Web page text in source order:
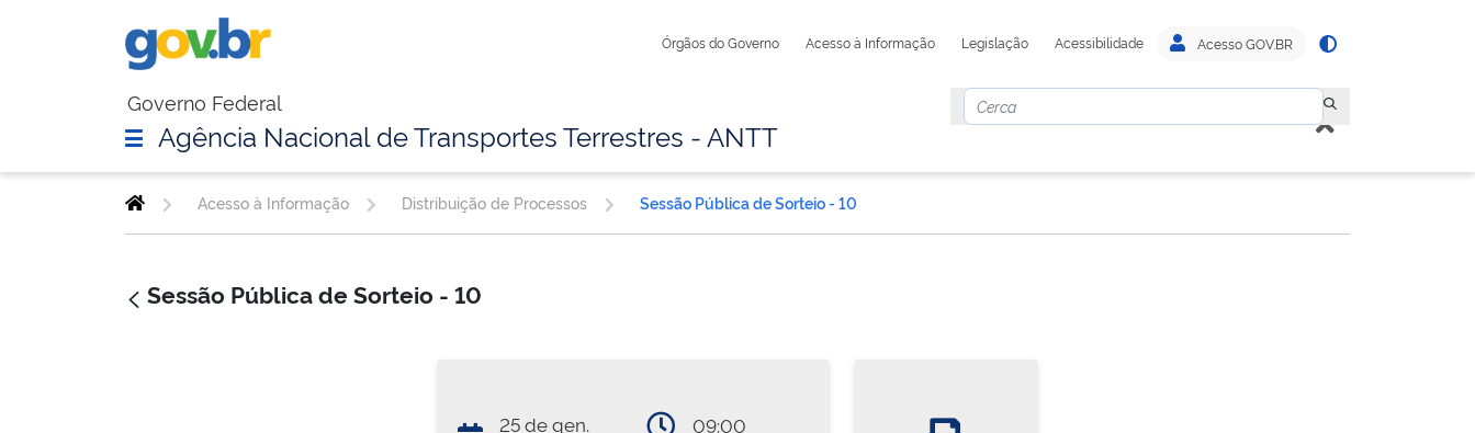
Órgãos do Governo Acesso à Informação Legislação Acessibilidade Acesso GOV.BR
Governo Federal
Agência Nacional de Transportes Terrestres - ANTT
Acesso à Informação Distribuição de Processos Sessão Pública de Sorteio - 10
Sessão Pública de Sorteio - 10
25 de gen.
09:00